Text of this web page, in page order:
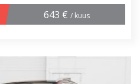
643 € / kuus